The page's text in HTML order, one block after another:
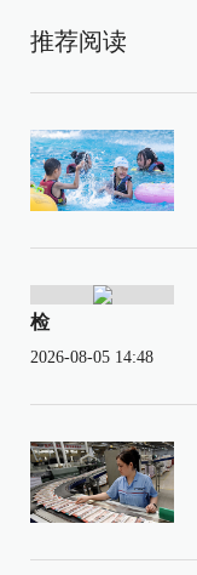
推荐阅读
检
2026-08-05 14:48